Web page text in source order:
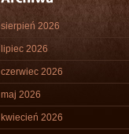
sierpień 2026
lipiec 2026
czerwiec 2026
maj 2026
kwiecień 2026